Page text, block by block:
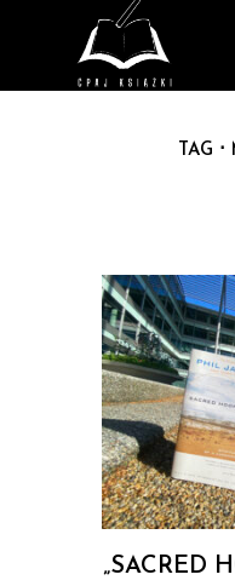
TAG
„SACRED